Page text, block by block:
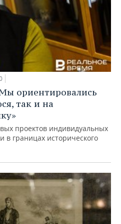
ориентировались
так и на
проектов индивидуальных
в границах исторического